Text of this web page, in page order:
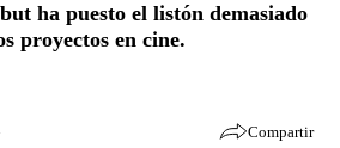
ha puesto el listón demasiado
proyectos en cine.
Compartir